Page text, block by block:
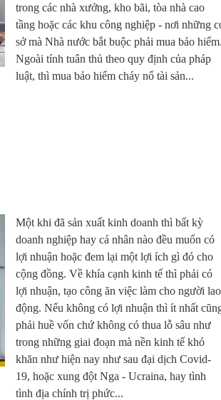
trong các nhà xưởng, kho bãi, tòa nhà cao
tầng hoặc các khu công nghiệp - nơi những
sở mà Nhà nước bắt buộc phải mua bảo
Ngoài tính tuân thủ theo quy định của pháp
luật, thì mua bảo hiểm cháy nổ tài sản...
Một khi đã sản xuất kinh doanh thì bất kỳ
doanh nghiệp hay cá nhân nào đều muốn có
lợi nhuận hoặc đem lại một lợi ích gì đó cho
cộng đồng. Về khía cạnh kinh tế thì phải có
lợi nhuận, tạo công ăn việc làm cho người lao
động. Nếu không có lợi nhuận thì ít nhất
phải huề vốn chứ không có thua lỗ sâu như
trong những giai đoạn mà nền kinh tế khó
khăn như hiện nay như sau đại dịch Covid-
19, hoặc xung đột Nga - Ucraina, hay tình
tình địa chính trị phức...